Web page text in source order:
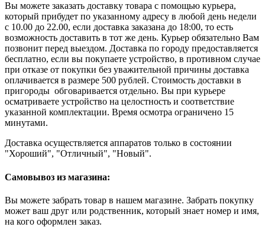
Вы можете заказать доставку товара с помощью курьера,
который прибудет по указанному адресу в любой день недели
с 10.00 до 22.00, если доставка заказана до 18:00, то есть
возможность доставить в тот же день. Курьер обязательно Вам
позвонит перед выездом. Доставка по городу предоставляется
бесплатно, если вы покупаете устройство, в противном случае
при отказе от покупки без уважительной причины доставка
оплачивается в размере 500 рублей. Стоимость доставки в
пригороды обговаривается отдельно. Вы при курьере
осматриваете устройство на целостность и соответствие
указанной комплектации. Время осмотра ограничено 15
минутами.
Доставка осуществляется аппаратов только в состоянии
"Хороший", "Отличный", "Новый".
Самовывоз из магазина:
Вы можете забрать товар в нашем магазине. Забрать покупку
может ваш друг или родственник, который знает номер и имя,
на кого оформлен заказ.